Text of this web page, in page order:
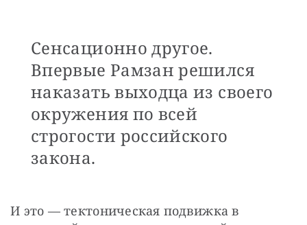
Сенсационно другое.
Впервые Рамзан решился
наказать выходца из своего
окружения по всей
строгости российского
закона.
И это — тектоническая подвижка в